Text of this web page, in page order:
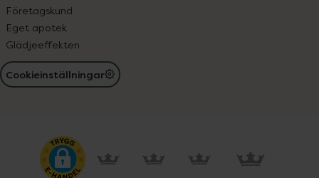
Företagskund
Eget apotek
Glädjeeffekten
Cookieinställningar